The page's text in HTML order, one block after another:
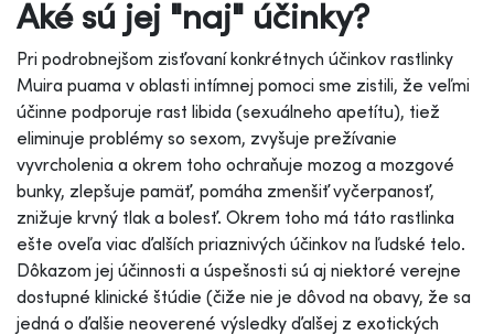
Aké sú jej "naj" účinky?
Pri podrobnejšom zisťovaní konkrétnych účinkov rastlinky
Muira puama v oblasti intímnej pomoci sme zistili, že veľmi
účinne podporuje rast libida (sexuálneho apetítu), tiež
eliminuje problémy so sexom, zvyšuje prežívanie
vyvrcholenia a okrem toho ochraňuje mozog a mozgové
bunky, zlepšuje pamäť, pomáha zmenšiť vyčerpanosť,
znižuje krvný tlak a bolesť. Okrem toho má táto rastlinka
ešte oveľa viac ďalších priaznivých účinkov na ľudské telo.
Dôkazom jej účinnosti a úspešnosti sú aj niektoré verejne
dostupné klinické štúdie (čiže nie je dôvod na obavy, že sa
jedná o ďalšie neoverené výsledky ďalšej z exotických